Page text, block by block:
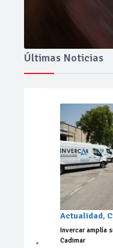
Últimas Noticias
Actualidad,
Invercar amplía
Cadimar